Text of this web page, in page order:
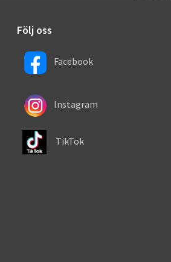
Följ oss
Facebook
Instagram
TikTok